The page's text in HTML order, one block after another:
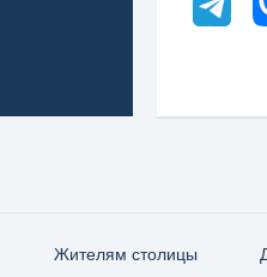
Жителям столицы